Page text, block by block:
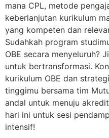
mana CPL, metode
keberlanjutan kurikulum
yang kompeten dan
Sudahkah program
OBE secara menyeluruh?
untuk bertransformasi.
kurikulum OBE dan
tinggimu bersama tim
andal untuk menuju
hari ini untuk sesi
intensif!